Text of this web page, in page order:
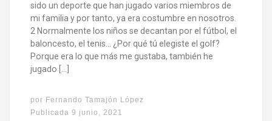
sido un deporte que han jugado varios miembros de
mi familia y por tanto, ya era costumbre en nosotros.
2 Normalmente los niños se decantan por el fútbol, el
baloncesto, el tenis… ¿Por qué tú elegiste el golf?
Porque era lo que más me gustaba, también he
jugado […]
por Fernando Tamajón López
Publicada9 junio, 2021